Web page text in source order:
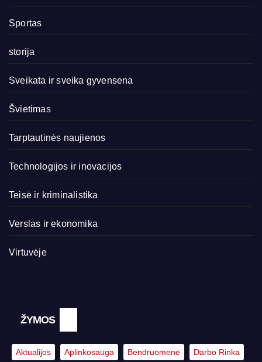
Sportas
storija
Sveikata ir sveika gyvensena
Švietimas
Tarptautinės naujienos
Technologijos ir inovacijos
Teisė ir kriminalistika
Verslas ir ekonomika
Virtuvėje
ŽYMOS
Aktualijos Aplinkosauga Bendruomenė Darbo Rinka